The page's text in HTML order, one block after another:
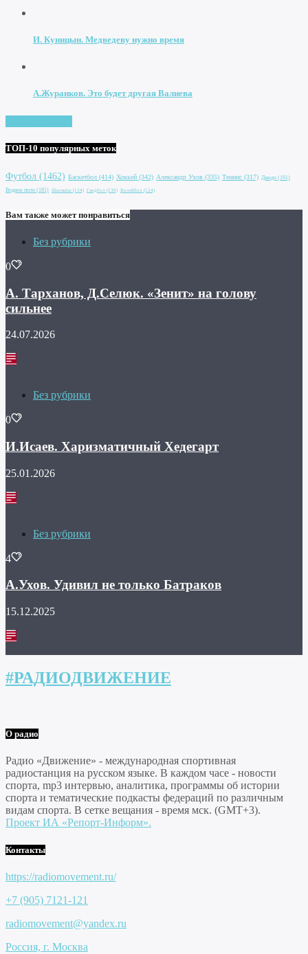
И. Куницын. Медведеву нужно время
А.Журанков. Это будет другая Валиева
ТОП-10 популярных меток
Футбол (1462) Баскетбол (414) Хоккей (342) Александр Ухов (335) Теннис (317) Дзюдо (191)
Водное поло (181) Шахматы (134) Гандбол (130) Волейбол (124)
Вам также может понравиться
Без рубрики
0
А. Тарханов, Д.Селюк. «Зенит» на голову
сильнее
24.07.2026
Без рубрики
0
И.Исаев. Харизматичный Хедегарт
25.01.2026
Без рубрики
4
А.Ухов. Удивил не только Батраков
15.12.2025
#РАДИОДВИЖЕНИЕ
О радио
Радио «Движение» - международная спортивная
радиостанция на русском языке. В каждом часе - новости
спорта, mp3 интервью, аналитика, программы об истории
спорта и тематические подкасты федераций по различным
видам спорта. В сетке вещания - время мск. (GMT+3).
Проект ИА «Репорт-Информ».
Контакты
https://radiomovement.ru/
+7 (905) 7121-121
radiomovement@yandex.ru
Россия, г. Москва